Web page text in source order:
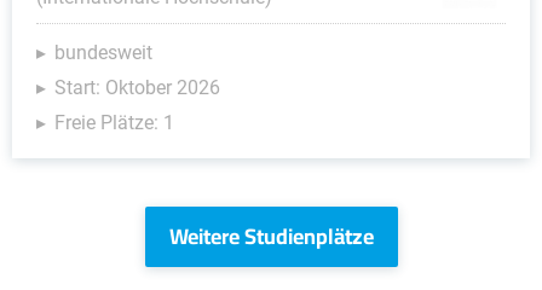
bundesweit
Start: Oktober 2026
Freie Plätze: 1
Weitere Studienplätze